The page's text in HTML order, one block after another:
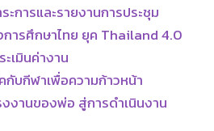
ะการและรายงานการประชุม
ารศึกษาไทย ยุค Thailand 4.0
เมินค่างาน
กับกีฬาเพื่อความก้าวหน้า
งานของพ่อ สู่การดำเนินงาน